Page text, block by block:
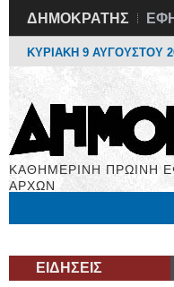
ΔΗΜΟΚΡΑΤΗΣ
ΚΥΡΙΑΚΗ 9 ΑΥΓΟΥΣΤΟΥ
ΚΑΘΗΜΕΡΙΝΗ ΠΡΩΙΝΗ
ΑΡΧΩΝ
ΕΙΔΗΣΕΙΣ